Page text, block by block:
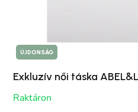
ÚJDONSÁG
Exkluzív női táska
Raktáron